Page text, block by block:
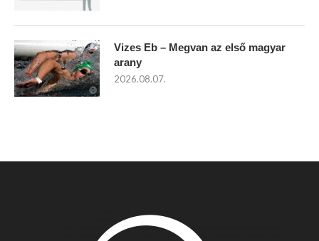
Vizes Eb – Megvan az első magyar
arany
2026.08.07.